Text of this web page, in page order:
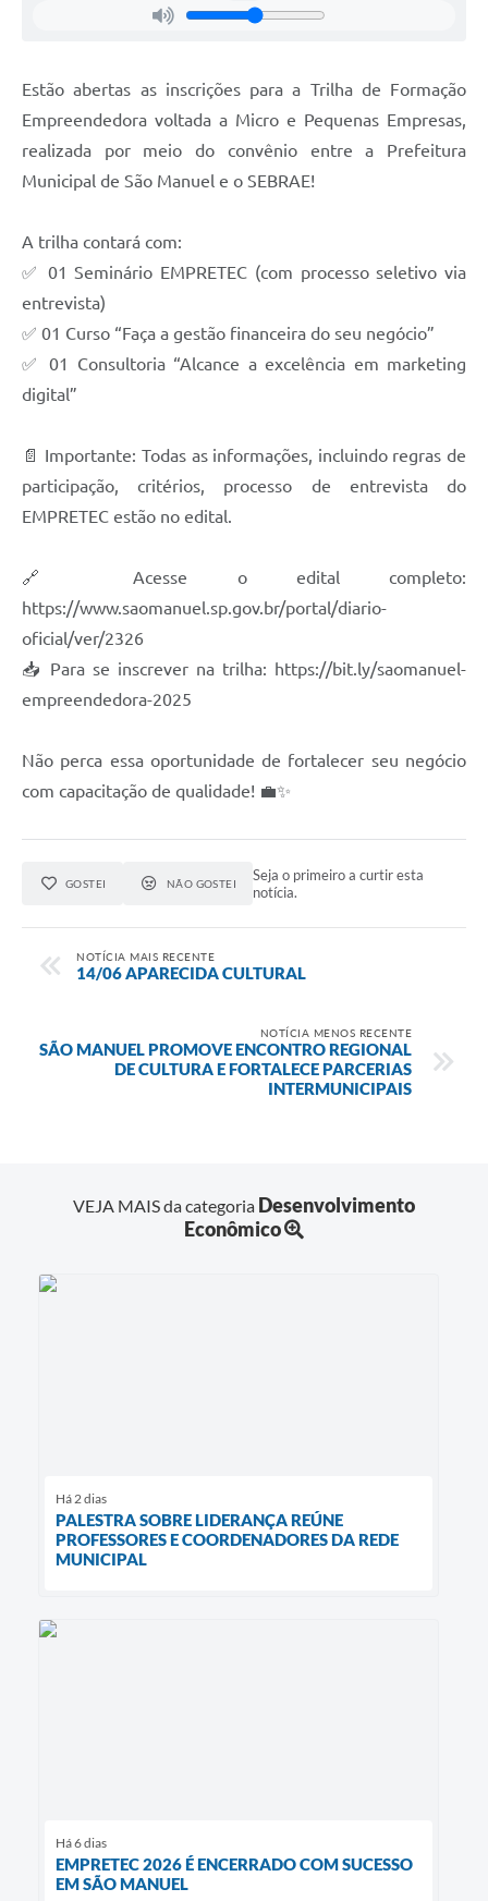
Estão abertas as inscrições para a Trilha de Formação
Empreendedora voltada a Micro e Pequenas Empresas,
realizada por meio do convênio entre a Prefeitura
Municipal de São Manuel e o SEBRAE!
A trilha contará com:
✅ 01 Seminário EMPRETEC (com processo seletivo via
entrevista)
✅ 01 Curso “Faça a gestão financeira do seu negócio”
✅ 01 Consultoria “Alcance a excelência em marketing
digital”
📄 Importante: Todas as informações, incluindo regras de
participação, critérios, processo de entrevista do
EMPRETEC estão no edital.
🔗 Acesse o edital completo:
https://www.saomanuel.sp.gov.br/portal/diario-
oficial/ver/2326
📥 Para se inscrever na trilha: https://bit.ly/saomanuel-
empreendedora-2025
Não perca essa oportunidade de fortalecer seu negócio
com capacitação de qualidade! 💼✨
GOSTEI NÃO GOSTEI
Seja o primeiro a curtir esta
notícia.
NOTÍCIA MAIS RECENTE
14/06 APARECIDA CULTURAL
NOTÍCIA MENOS RECENTE
SÃO MANUEL PROMOVE ENCONTRO REGIONAL
DE CULTURA E FORTALECE PARCERIAS
INTERMUNICIPAIS
VEJA MAIS da categoria Desenvolvimento
Econômico
Há 2 dias
PALESTRA SOBRE LIDERANÇA REÚNE
PROFESSORES E COORDENADORES DA REDE
MUNICIPAL
Há 6 dias
EMPRETEC 2026 É ENCERRADO COM SUCESSO
EM SÃO MANUEL